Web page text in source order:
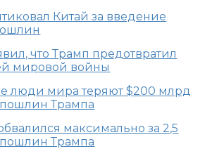
Китай за введение
что Трамп предотвратил
мировой войны
люди мира теряют $200 млрд
пошлин Трампа
максимально за 2,5
Трампа